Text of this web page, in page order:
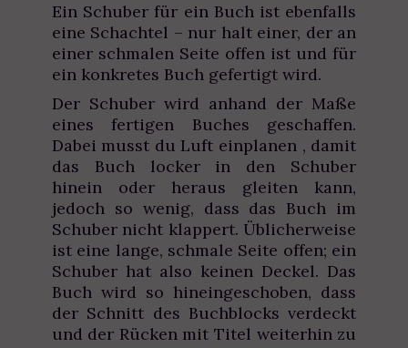
Ein Schuber für ein Buch ist ebenfalls
eine Schachtel – nur halt einer, der an
einer schmalen Seite offen ist und für
ein konkretes Buch gefertigt wird.
Der Schuber wird anhand der Maße
eines fertigen Buches geschaffen.
Dabei musst du Luft einplanen , damit
das Buch locker in den Schuber
hinein oder heraus gleiten kann,
jedoch so wenig, dass das Buch im
Schuber nicht klappert. Üblicherweise
ist eine lange, schmale Seite offen; ein
Schuber hat also keinen Deckel. Das
Buch wird so hineingeschoben, dass
der Schnitt des Buchblocks verdeckt
und der Rücken mit Titel weiterhin zu